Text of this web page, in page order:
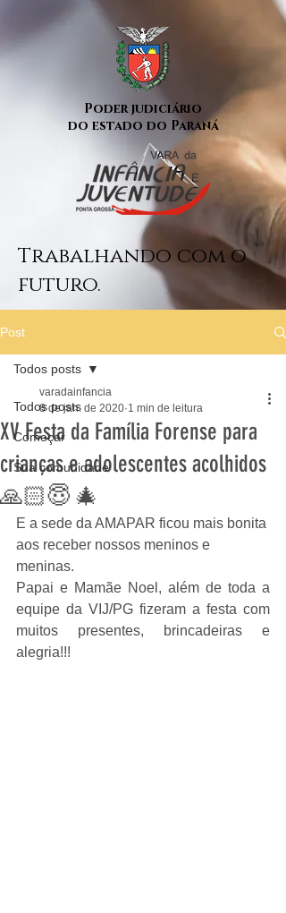
Poder judiciário
do estado do Paraná
Trabalhando com o
futuro.
Post
Todos posts
Começar
Sua comunidade
Todos posts
XV Festa da Família Forense para
crianças e adolescentes acolhidos
🙏🏻😇 🎄
varadainfancia
8 de jan. de 2020 1 min de leitura
E a sede da AMAPAR ficou mais bonita
aos receber nossos meninos e
meninas.
Papai e Mamãe Noel, além de toda a
equipe da VIJ/PG fizeram a festa com
muitos presentes, brincadeiras e
alegria!!!